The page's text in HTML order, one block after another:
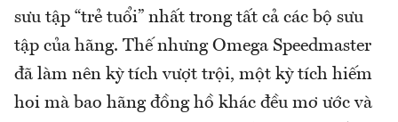
sưu tập “trẻ tuổi” nhất trong tất cả các bộ sưu
tập của hãng. Thế nhưng Omega Speedmaster
đã làm nên kỳ tích vượt trội, một kỳ tích hiếm
hoi mà bao hãng đồng hồ khác đều mơ ước và